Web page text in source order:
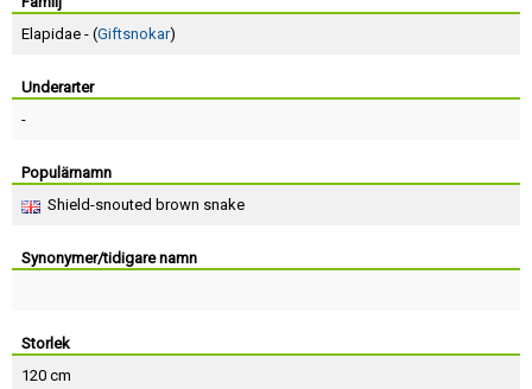
Elapidae - (Giftsnokar)
Underarter
-
Populärnamn
Shield-snouted brown snake
Synonymer/tidigare namn
Storlek
120 cm